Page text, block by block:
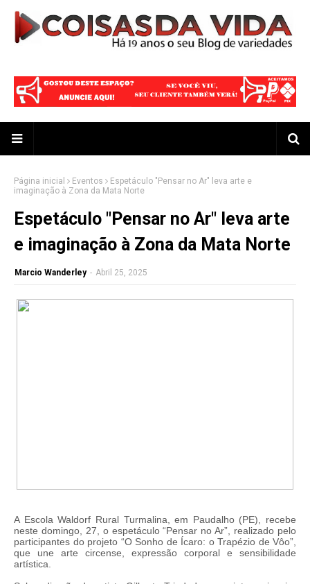
Página inicial Eventos
Espetáculo "Pensar no Ar" leva arte e
imaginação à Zona da Mata Norte
Espetáculo "Pensar no Ar" leva arte
e imaginação à Zona da Mata Norte
Marcio Wanderley - Abril 25, 2025
A Escola Waldorf Rural Turmalina, em Paudalho (PE), recebe
neste domingo, 27, o espetáculo “Pensar no Ar”, realizado pelo
participantes do projeto “O Sonho de Ícaro: o Trapézio de Vôo”,
que une arte circense, expressão corporal e sensibilidade
artística.